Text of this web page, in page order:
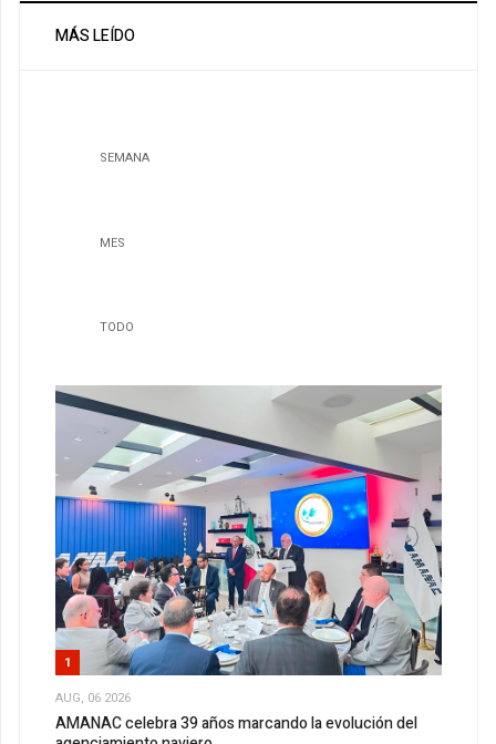
MÁS LEÍDO
SEMANA
MES
TODO
1
AUG, 06 2026
AMANAC celebra 39 años marcando la evolución del